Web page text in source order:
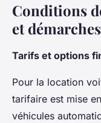
Conditions
et démarches
Tarifs et options
Pour la location
tarifaire est mise
véhicules